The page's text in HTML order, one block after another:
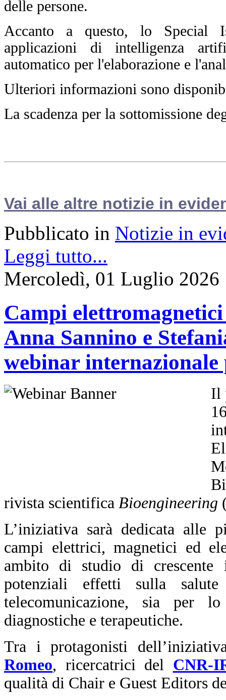
delle persone.
Accanto a questo, lo Special
applicazioni di intelligenza
automatico per l'elaborazione e
Ulteriori informazioni sono
La scadenza per la sottomissione
Vai alle altre notizie in
Pubblicato in Notizie in
Leggi tutto...
Mercoledì, 01 Luglio 2026
Campi
Anna Sannino e
webinar internazionale
Il
rivista scientifica Bioengineering
L’iniziativa sarà dedicata alle
campi elettrici, magnetici ed
ambito di studio di crescente
potenziali effetti sulla
telecomunicazione, sia per
diagnostiche e terapeutiche.
Tra i protagonisti
Romeo, ricercatrici del CNR-
qualità di Chair e Guest Editors